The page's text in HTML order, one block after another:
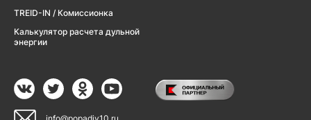
TREID-IN / Комиссионка
Калькулятор расчета дульной
энергии